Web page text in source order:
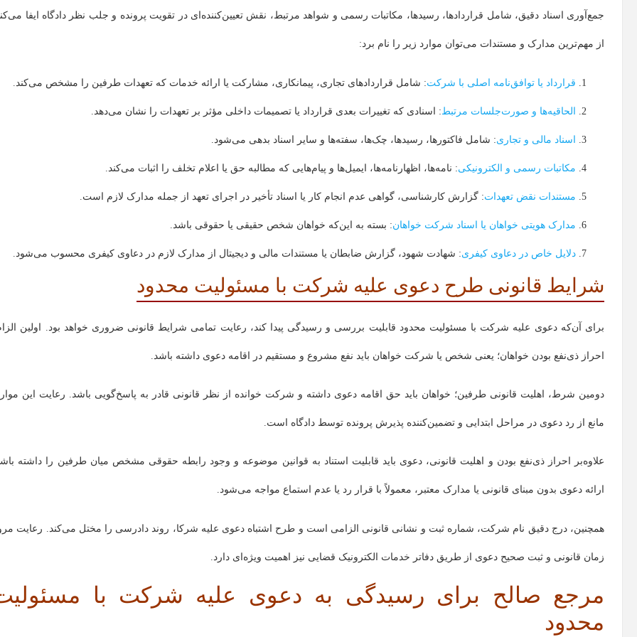
جمع‌آوری اسناد دقیق، شامل قراردادها، رسیدها، مکاتبات رسمی و شواهد مرتبط، نقش تعیین‌کننده‌ای در تقویت پرونده و جلب نظر دادگاه ایفا
از مهم‌ترین مدارک و مستندات می‌توان موارد زیر را نام برد:
قرارداد یا توافق‌نامه اصلی با شرکت: شامل قراردادهای تجاری، پیمانکاری، مشارکت یا ارائه خدمات که تعهدات طرفین را مشخص می‌کند.
الحاقیه‌ها و صورت‌جلسات مرتبط: اسنادی که تغییرات بعدی قرارداد یا تصمیمات داخلی مؤثر بر تعهدات را نشان می‌دهد.
اسناد مالی و تجاری: شامل فاکتورها، رسیدها، چک‌ها، سفته‌ها و سایر اسناد بدهی می‌شود.
مکاتبات رسمی و الکترونیکی: نامه‌ها، اظهارنامه‌ها، ایمیل‌ها و پیام‌هایی که مطالبه حق یا اعلام تخلف را اثبات می‌کند.
مستندات نقض تعهدات: گزارش کارشناسی، گواهی عدم انجام کار یا اسناد تأخیر در اجرای تعهد از جمله مدارک لازم است.
مدارک هویتی خواهان یا اسناد شرکت خواهان: بسته به این‌که خواهان شخص حقیقی یا حقوقی باشد.
دلایل خاص در دعاوی کیفری: شهادت شهود، گزارش ضابطان یا مستندات مالی و دیجیتال از مدارک لازم در دعاوی کیفری محسوب می‌شود.
شرایط قانونی طرح دعوی علیه شرکت با مسئولیت محدود
برای آن‌که دعوی علیه شرکت با مسئولیت محدود قابلیت بررسی و رسیدگی پیدا کند، رعایت تمامی شرایط قانونی ضروری خواهد بود. اولین
احراز ذی‌نفع بودن خواهان؛ یعنی شخص یا شرکت خواهان باید نفع مشروع و مستقیم در اقامه دعوی داشته باشد.
دومین شرط، اهلیت قانونی طرفین؛ خواهان باید حق اقامه دعوی داشته و شرکت خوانده از نظر قانونی قادر به پاسخ‌گویی باشد. رعایت این
مانع از رد دعوی در مراحل ابتدایی و تضمین‌کننده پذیرش پرونده توسط دادگاه است.
علاوه‌بر احراز ذی‌نفع بودن و اهلیت قانونی، دعوی باید قابلیت استناد به قوانین موضوعه و وجود رابطه حقوقی مشخص میان طرفین را داشته
ارائه دعوی بدون مبنای قانونی یا مدارک معتبر، معمولاً با قرار رد یا عدم استماع مواجه می‌شود.
همچنین، درج دقیق نام شرکت، شماره ثبت و نشانی قانونی الزامی است و طرح اشتباه دعوی علیه شرکا، روند دادرسی را مختل می‌کند. رعایت
زمان قانونی و ثبت صحیح دعوی از طریق دفاتر خدمات الکترونیک قضایی نیز اهمیت ویژه‌ای دارد.
مرجع صالح برای رسیدگی به دعوی علیه شرکت با
محدود